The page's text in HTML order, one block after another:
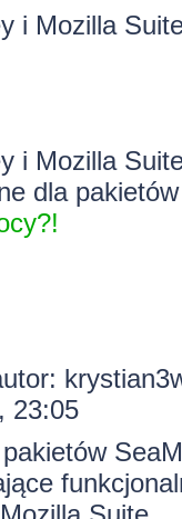
i Mozilla
i Mozilla
dla
23:05